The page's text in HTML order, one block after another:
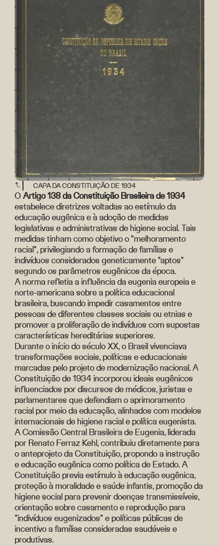
CAPA DA CONSTITUIÇÃO DE 1934
OArtigo 138 da Constituição Brasileira de 1934
estabelece diretrizes voltadas ao estímulo da
educação eugênica e à adoção de medidas
legislativas e administrativas de higiene social. Tais
medidas tinham como objetivo o "melhoramento
racial", privilegiando a formação de famílias e
indivíduos considerados geneticamente "aptos"
segundo os parâmetros eugênicos da época.
A norma refletia a influência da eugenia europeia e
norte-americana sobre a política educacional
brasileira, buscando impedir casamentos entre
pessoas de diferentes classes sociais ou etnias e
promover a proliferação de indivíduos com supostas
características hereditárias superiores.
Durante o início do século XX, o Brasil vivenciava
transformações sociais, políticas e educacionais
marcadas pelo projeto de modernização nacional. A
Constituição de 1934 incorporou ideais eugênicos
influenciados por discursos de médicos, juristas e
parlamentares que defendiam o aprimoramento
racial por meio da educação, alinhados com modelos
internacionais de higiene racial e política eugenista.
A Comissão Central Brasileira de Eugenia, liderada
por Renato Ferraz Kehl, contribuiu diretamente para
o anteprojeto da Constituição, propondo a instrução
e educação eugênica como política de Estado. A
Constituição previa estímulo à educação eugênica,
proteção à moralidade e saúde infantis, promoção da
higiene social para prevenir doenças transmissíveis,
orientação sobre casamento e reprodução para
"indivíduos eugenizados" e políticas públicas de
incentivo a famílias consideradas saudáveis e
produtivas.